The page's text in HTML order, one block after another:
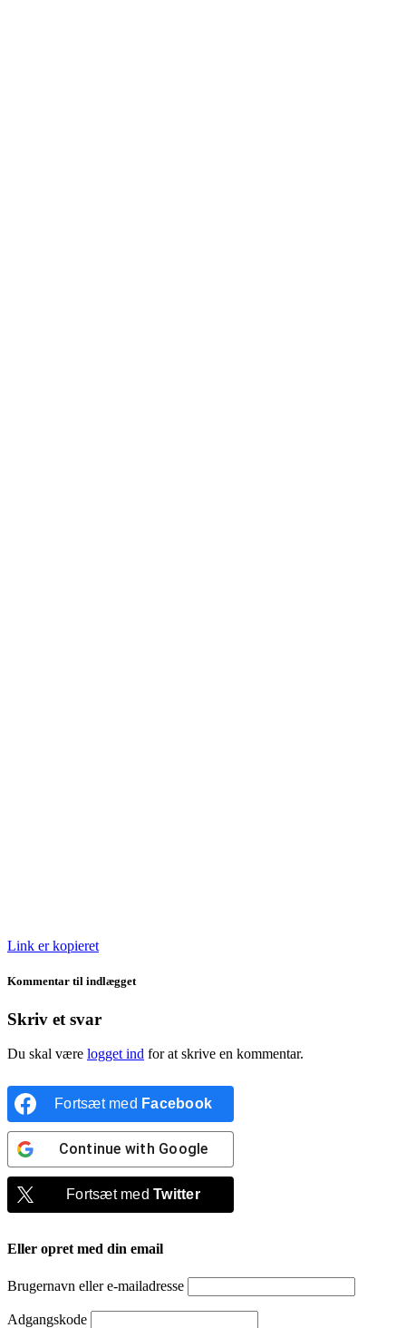
Link er kopieret
Kommentar til indlægget
Skriv et svar
Du skal være logget ind for at skrive en kommentar.
Fortsæt med Facebook
Continue with Google
Fortsæt medTwitter
Eller opret med din email
Brugernavn eller e-mailadresse
Adgangskode